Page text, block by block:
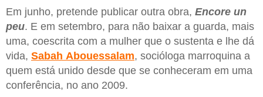
Em junho, pretende publicar outra obra, Encore un
peu. E em setembro, para não baixar a guarda, mais
uma, coescrita com a mulher que o sustenta e lhe dá
vida, Sabah Abouessalam, socióloga marroquina a
quem está unido desde que se conheceram em uma
conferência, no ano 2009.